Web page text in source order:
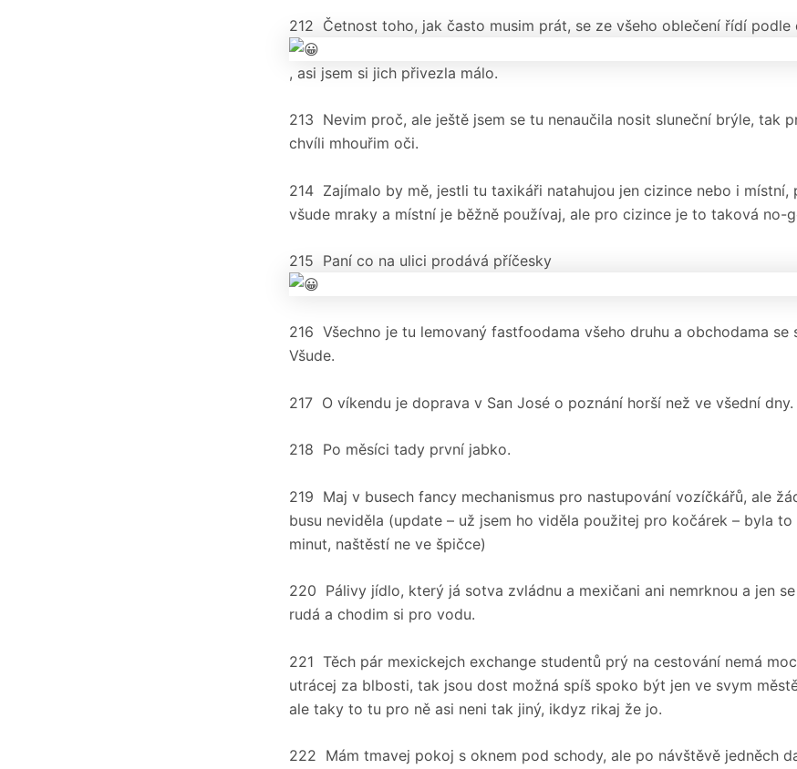
212 Četnost toho, jak často musim prát, se ze všeho oblečení řídí
, asi jsem si jich přivezla málo.
213 Nevim proč, ale ještě jsem se tu nenaučila nosit sluneční brýle, tak
chvíli mhouřim oči.
214 Zajímalo by mě, jestli tu taxikáři natahujou jen cizince nebo i místní,
všude mraky a místní je běžně používaj, ale pro cizince je to taková no-
215 Paní co na ulici prodává příčesky
216 Všechno je tu lemovaný fastfoodama všeho druhu a obchodama se
Všude.
217 O víkendu je doprava v San José o poznání horší než ve všední dny.
218 Po měsíci tady první jabko.
219 Maj v busech fancy mechanismus pro nastupování vozíčkářů, ale
busu neviděla (update – už jsem ho viděla použitej pro kočárek – byla
minut, naštěstí ne ve špičce)
220 Pálivy jídlo, který já sotva zvládnu a mexičani ani nemrknou a jen
rudá a chodim si pro vodu.
221 Těch pár mexickejch exchange studentů prý na cestování nemá
utrácej za blbosti, tak jsou dost možná spíš spoko být jen ve svym
ale taky to tu pro ně asi neni tak jiný, ikdyz rikaj že jo.
222 Mám tmavej pokoj s oknem pod schody, ale po návštěvě jedněch